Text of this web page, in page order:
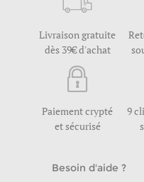
Livraison gratuite
dès 39€ d'achat
Paiement crypté
et sécurisé
9
Besoin d'aide ?